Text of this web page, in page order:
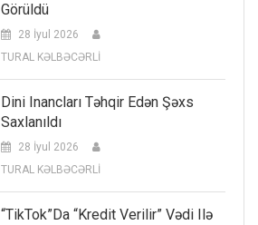
Görüldü
28 İyul 2026
TURAL KƏLBƏCƏRLİ
Dini Inancları Təhqir Edən Şəxs
Saxlanıldı
28 İyul 2026
TURAL KƏLBƏCƏRLİ
“TikTok”da “kredit Verilir” Vədi Ilə